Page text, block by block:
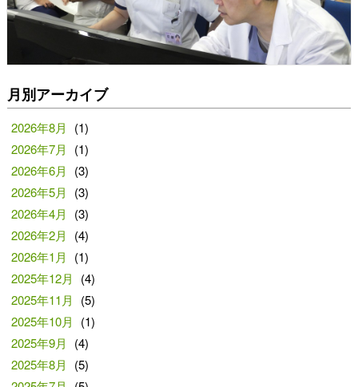
月別アーカイブ
2026年8月
(1)
2026年7月
(1)
2026年6月
(3)
2026年5月
(3)
2026年4月
(3)
2026年2月
(4)
2026年1月
(1)
2025年12月
(4)
2025年11月
(5)
2025年10月
(1)
2025年9月
(4)
2025年8月
(5)